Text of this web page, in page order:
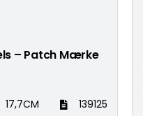
– Patch Mærke
17,7CM 139125